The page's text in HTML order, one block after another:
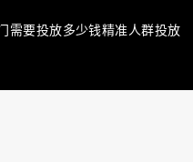
需要投放多少钱精准人群投放